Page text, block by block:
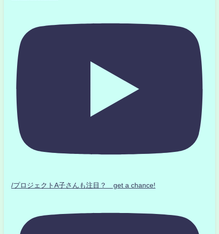
/プロジェクトA子さんも注目？ get a chance!